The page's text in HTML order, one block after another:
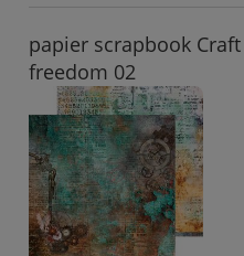
papier scrapbook
freedom 02